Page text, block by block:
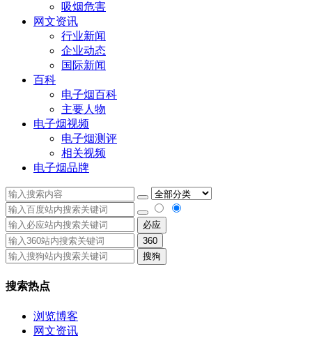
吸烟危害
网文资讯
行业新闻
企业动态
国际新闻
百科
电子烟百科
主要人物
电子烟视频
电子烟测评
相关视频
电子烟品牌
必应
360
搜狗
搜索热点
浏览博客
网文资讯